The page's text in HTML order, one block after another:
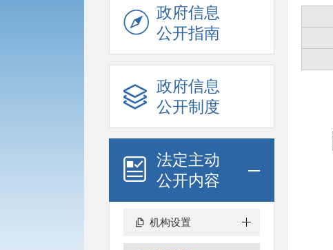
政府信息
公开指南
政府信息
公开制度
法定主动
公开内容
机构设置